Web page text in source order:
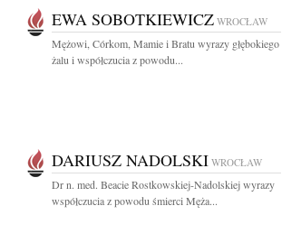
EWA SOBOTKIEWICZ WROCŁAW
Mężowi, Córkom, Mamie i Bratu wyrazy głębokiego
żalu i współczucia z powodu...
DARIUSZ NADOLSKI WROCŁAW
Dr n. med. Beacie Rostkowskiej-Nadolskiej wyrazy
współczucia z powodu śmierci Męża...